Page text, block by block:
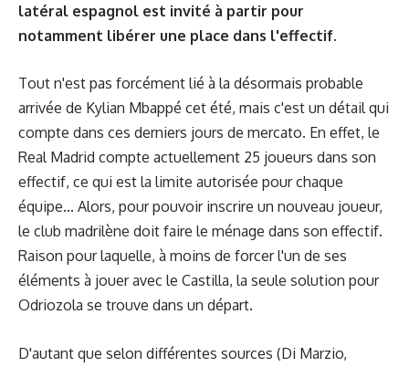
latéral espagnol est invité à partir pour
notamment libérer une place dans l'effectif.
Tout n'est pas forcément lié à la désormais probable
arrivée de Kylian Mbappé cet été, mais c'est un détail qui
compte dans ces derniers jours de mercato. En effet, le
Real Madrid compte actuellement 25 joueurs dans son
effectif, ce qui est la limite autorisée pour chaque
équipe... Alors, pour pouvoir inscrire un nouveau joueur,
le club madrilène doit faire le ménage dans son effectif.
Raison pour laquelle, à moins de forcer l'un de ses
éléments à jouer avec le Castilla, la seule solution pour
Odriozola se trouve dans un départ.
D'autant que selon différentes sources (Di Marzio,